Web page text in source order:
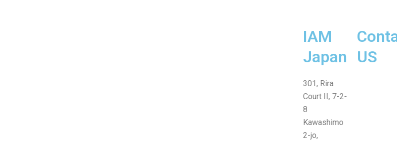
IAM
Japan
301, Rira
Court II, 7-2-
8
Kawashimo
2-jo,
US